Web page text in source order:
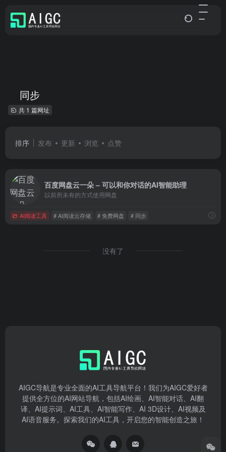
同步
共 1 篇网址
排序 发布 更新 浏览 点赞
百度网盘云一朵 – 可以和你对话的AI智能助理
以前所未有的方式使用网盘
AI阅读工具 # AI阅读云存储 # 免费网盘 # 同步
没有了
AIGC导航是专业全面的AI工具导航平台！我们为AIGC爱好者
提供全方位的AI网站导航，包括AI绘画、AI智能对话、AI翻
译、AI提示词、AI工具、AI智能写作、AI 3D设计、AI视频及
AI语音服务。探索我们的AI工具，开启您的智能创造之旅！